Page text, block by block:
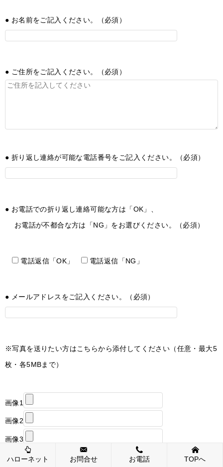
● お名前をご記入ください。（必須）
● ご住所をご記入ください。（必須）
● 折り返し連絡が可能な電話番号をご記入ください。（必須）
● お電話での折り返し連絡可能な方は「OK」、
お電話が不都合な方は「NG」をお選びください。（必須）
電話返信「OK」 電話返信「NG」
● メールアドレスをご記入ください。（必須）
※写真を送りたい方はこちらから添付してください（任意・最大5
枚・各5MBまで）
画像1
画像2
画像3
画像4
ハローネット お問合せ お電話 TOPへ